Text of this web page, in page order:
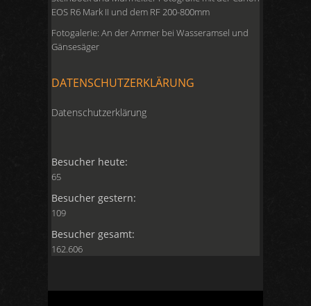
EOS R6 Mark II und dem RF 200-800mm
Fotogalerie: An der Ammer bei Wasseramsel und
Gänsesäger
DATENSCHUTZERKLÄRUNG
Datenschutzerklärung
Besucher heute:
65
Besucher gestern:
109
Besucher gesamt:
162.606